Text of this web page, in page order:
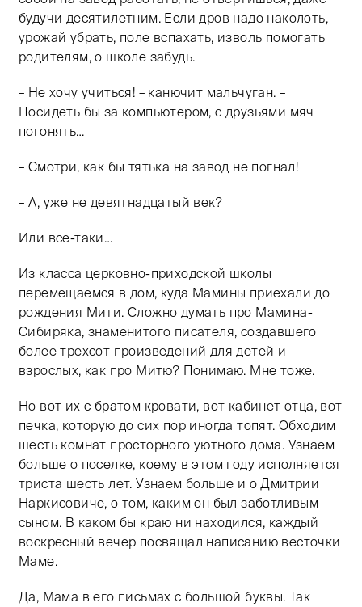
будучи десятилетним. Если дров надо наколоть,
урожай убрать, поле вспахать, изволь помогать
родителям, о школе забудь.
– Не хочу учиться! – канючит мальчуган. –
Посидеть бы за компьютером, с друзьями мяч
погонять…
– Смотри, как бы тятька на завод не погнал!
– А, уже не девятнадцатый век?
Или все-таки…
Из класса церковно-приходской школы
перемещаемся в дом, куда Мамины приехали до
рождения Мити. Сложно думать про Мамина-
Сибиряка, знаменитого писателя, создавшего
более трехсот произведений для детей и
взрослых, как про Митю? Понимаю. Мне тоже.
Но вот их с братом кровати, вот кабинет отца, вот
печка, которую до сих пор иногда топят. Обходим
шесть комнат просторного уютного дома. Узнаем
больше о поселке, коему в этом году исполняется
триста шесть лет. Узнаем больше и о Дмитрии
Наркисовиче, о том, каким он был заботливым
сыном. В каком бы краю ни находился, каждый
воскресный вечер посвящал написанию весточки
Маме.
Да, Мама в его письмах с большой буквы. Так